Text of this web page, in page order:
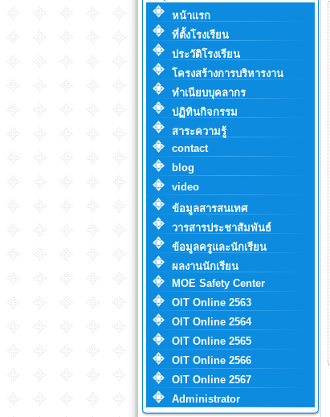
หน้าแรก
ที่ตั้งโรงเรียน
ประวัติโรงเรียน
โครงสร้างการบริหารงาน
ทำเนียบบุคลากร
ปฏิทินกิจกรรม
สาระความรู้
contact
blog
video
ข้อมูลสารสนเทศ
วารสารประชาสัมพันธ์
ข้อมูลครูและนักเรียน
ผลงานนักเรียน
MOE Safety Center
OIT Online 2563
OIT Online 2564
OIT Online 2565
OIT Online 2566
OIT Online 2567
Administrator